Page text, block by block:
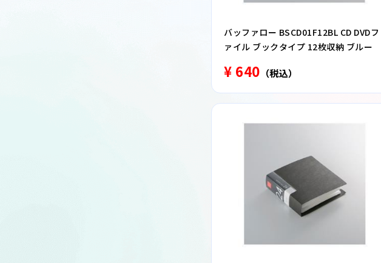
バッファロー BSCD01F12BL CD DVDフ
ァイル ブックタイプ 12枚収納 ブルー
¥ 640 （税込）